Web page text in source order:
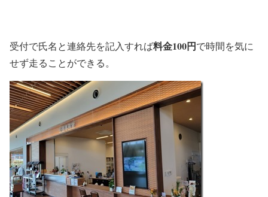
受付で氏名と連絡先を記入すれば料金100円で時間を気に
せず走ることができる。